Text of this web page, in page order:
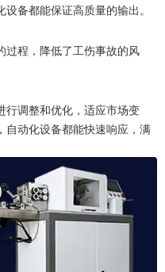
备都能保证高质量的输出。
过程，降低了工伤事故的风
行调整和优化，适应市场变
自动化设备都能快速响应，满